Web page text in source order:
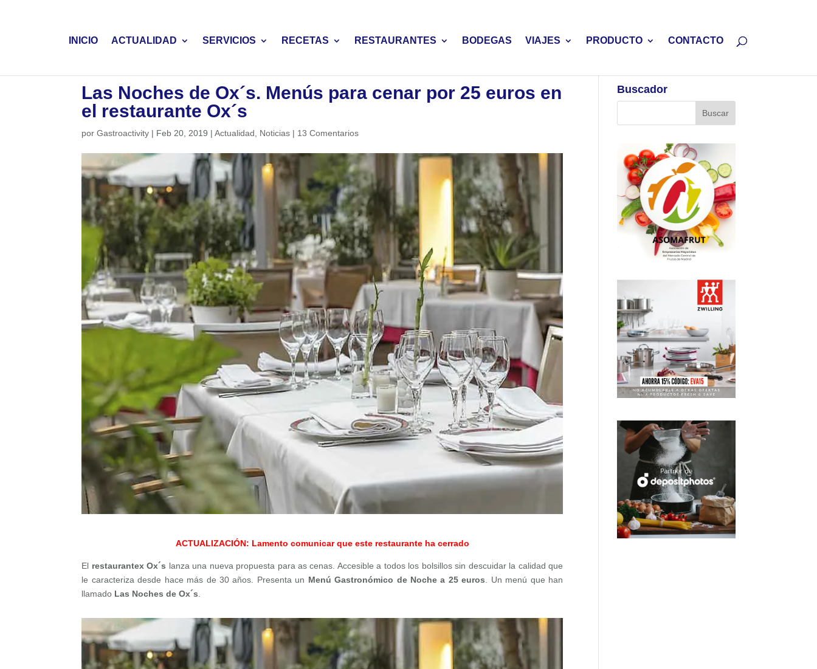
INICIO ACTUALIDAD SERVICIOS RECETAS RESTAURANTES BODEGAS VIAJES PRODUCTO CONTACTO
Las Noches de Ox´s. Menús para cenar por 25 euros en
el restaurante Ox´s
porGastroactivity | Feb 20, 2019 |Actualidad Noticias | 13 Comentarios
ACTUALIZACIÓN: Lamento comunicar que este restaurante ha cerrado
El restaurantex Ox´s lanza una nueva propuesta para as cenas. Accesible a todos los bolsillos sin descuidar la calidad que
le caracteriza desde hace más de 30 años. Presenta un Menú Gastronómico de Noche a 25 euros . Un menú que han
llamado Las Noches de Ox´s
Buscador